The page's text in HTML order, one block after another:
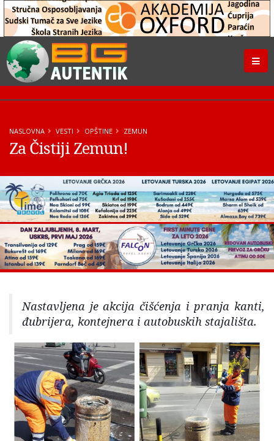
NASLOVNA VESTI OPŠTINE ZEMUN
Za Čistiji Zemun!
Nastavljena je akcija čišćenja i pranja kanti,
đubrijera, kontejnera i autobuskih stajališta.